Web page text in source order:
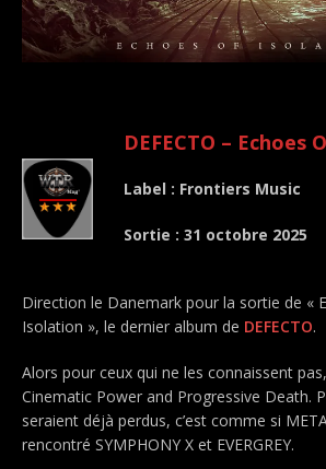
DEFECTO – Echoes
Label : Frontiers Music
Sortie : 31 octobre 2025
Direction le Danemark pour la sortie de «
Isolation », le dernier album de DEFECTO.
Alors pour ceux qui ne les connaissent
Cinematic Power and Progressive Death.
seraient déjà perdus, c’est comme si
rencontré SYMPHONY X et EVERGREY.